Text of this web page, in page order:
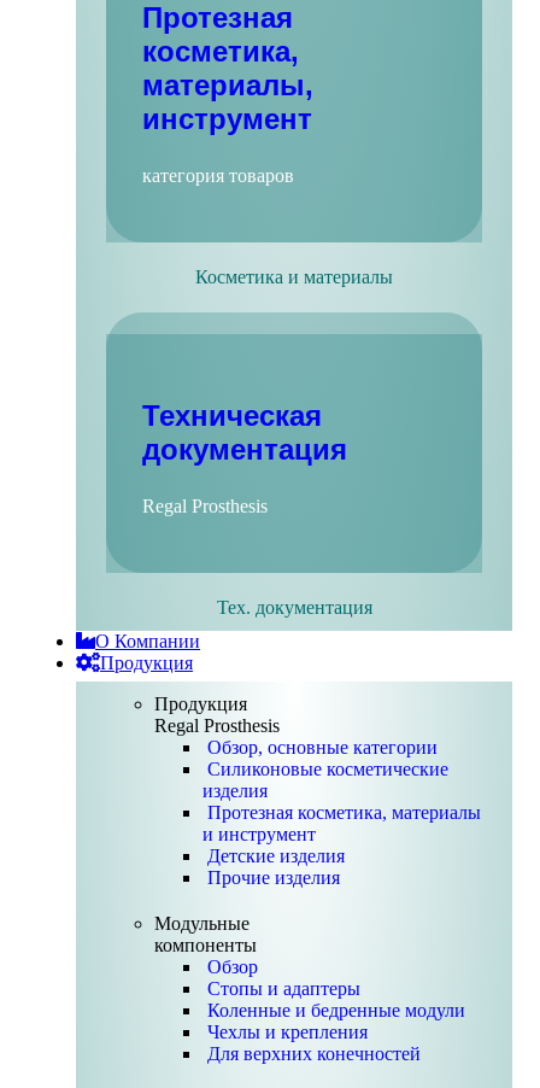
Протезная
косметика,
материалы,
инструмент
категория товаров
Косметика и материалы
Техническая
документация
Regal Prosthesis
Тех. документация
О Компании
Продукция
Продукция
Regal Prosthesis
Обзор, основные категории
Силиконовые косметические
изделия
Протезная косметика, материалы
и инструмент
Детские изделия
Прочие изделия
Модульные
компоненты
Обзор
Стопы и адаптеры
Коленные и бедренные модули
Чехлы и крепления
Для верхних конечностей